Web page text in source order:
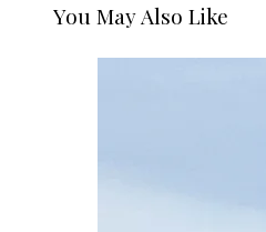
You May Also Like